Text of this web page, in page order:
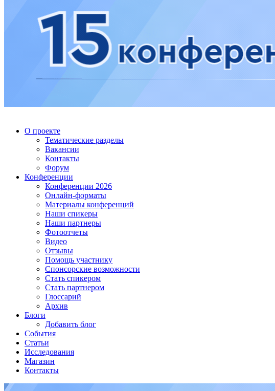
О проекте
Тематические разделы
Вакансии
Контакты
Форум
Конференции
Конференции 2026
Онлайн-форматы
Материалы конференций
Наши спикеры
Наши партнеры
Фотоотчеты
Видео
Отзывы
Помощь участнику
Спонсорские возможности
Стать спикером
Стать партнером
Глоссарий
Архив
Блоги
Добавить блог
События
Статьи
Исследования
Магазин
Контакты